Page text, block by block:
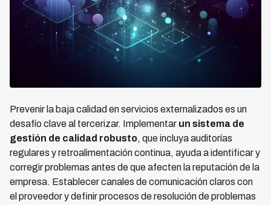
Prevenir la baja calidad en servicios externalizados es un
desafío clave al tercerizar. Implementar un sistema de
gestión de calidad robusto, que incluya auditorías
regulares y retroalimentación continua, ayuda a identificar y
corregir problemas antes de que afecten la reputación de la
empresa. Establecer canales de comunicación claros con
el proveedor y definir procesos de resolución de problemas